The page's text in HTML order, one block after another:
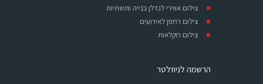
צילום אווירי לנדלן בנייה ותשתיות
צילום רחפן לאירועים
צילום חקלאות
הרשמה לניוזלטר